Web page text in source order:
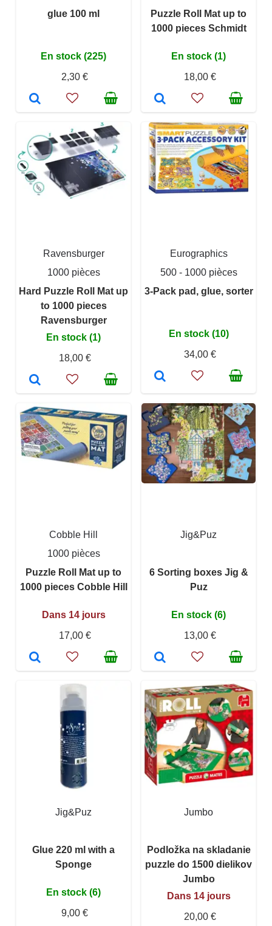
glue 100 ml
En stock (225)
2,30 €
Puzzle Roll Mat up to
1000 pieces Schmidt
En stock (1)
18,00 €
Ravensburger
1000 pièces
Hard Puzzle Roll Mat up
to 1000 pieces
Ravensburger
En stock (1)
18,00 €
Eurographics
500 - 1000 pièces
3-Pack pad, glue, sorter
En stock (10)
34,00 €
Cobble Hill
1000 pièces
Puzzle Roll Mat up to
1000 pieces Cobble Hill
Dans 14 jours
17,00 €
Jig&Puz
6 Sorting boxes Jig &
Puz
En stock (6)
13,00 €
Jig&Puz
Glue 220 ml with a
Sponge
En stock (6)
9,00 €
Jumbo
Podložka na skladanie
puzzle do 1500 dielikov
Jumbo
Dans 14 jours
20,00 €